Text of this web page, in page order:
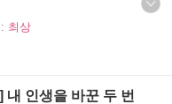
최상
내 인생을 바꾼 두 번